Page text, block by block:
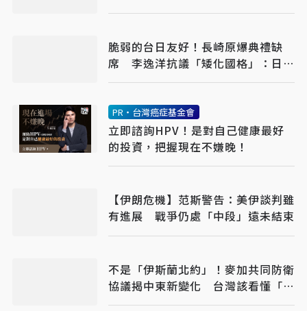
脆弱的台日友好！長崎原爆典禮缺
席 李逸洋抗議「矮化國格」：日媒
揭長崎特殊安排
PR・台灣癌症基金會
立即諮詢HPV！是對自己健康最好
的投資，把握現在不嫌晚！
【伊朗危機】范斯警告：美伊談判雖
有進展 戰爭仍處「中段」遠未結束
不是「伊斯蘭北約」！麥加共同防衛
協議揭中東新變化 台灣該看懂「多
層次安全」